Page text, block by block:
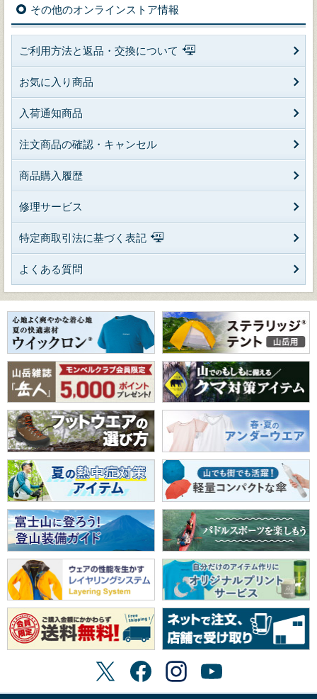
その他のオンラインストア情報
ご利用方法と返品・交換について
お気に入り商品
入荷通知商品
注文商品の確認・キャンセル
商品購入履歴
修理サービス
特定商取引法に基づく表記
よくある質問